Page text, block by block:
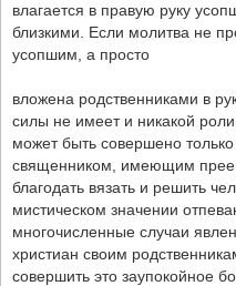
влагается в правую руку
близкими. Если молитва не
усопшим, а просто
вложена родственниками в
силы не имеет и никакой
может быть совершено
священником, имеющим
благодать вязать и решить
мистическом значении
многочисленные случаи
христиан своим
совершить это заупокойное